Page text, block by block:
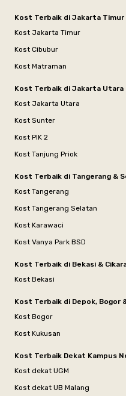
Kost Terbaik di Jakarta Timur
Kost Jakarta Timur
Kost Cibubur
Kost Matraman
Kost Terbaik di Jakarta Utara
Kost Jakarta Utara
Kost Sunter
Kost PIK 2
Kost Tanjung Priok
Kost Terbaik di Tangerang &
Kost Tangerang
Kost Tangerang Selatan
Kost Karawaci
Kost Vanya Park BSD
Kost Terbaik di Bekasi &
Kost Bekasi
Kost Terbaik di Depok, Bogor
Kost Bogor
Kost Kukusan
Kost Terbaik Dekat Kampus
Kost dekat UGM
Kost dekat UB Malang